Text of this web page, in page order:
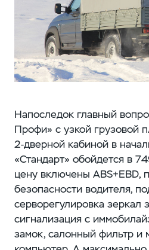
Напоследок главный
Профи» с узкой грузовой
2‑дверной кабиной в
«Стандарт» обойдется в
цену включены ABS+EBD,
безопасности водителя,
серворегулировка зеркал
сигнализация с
замок, салонный фильтр и